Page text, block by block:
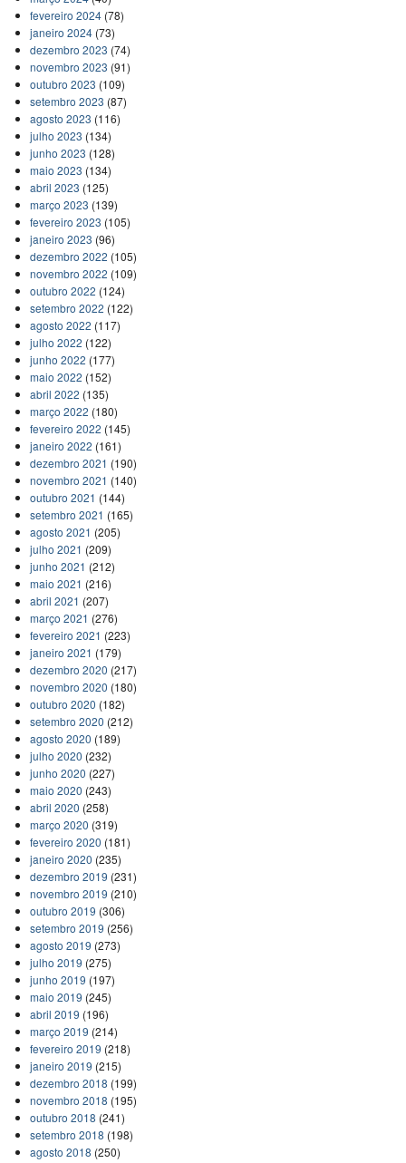
fevereiro 2024(78)
janeiro 2024(73)
dezembro 2023 (74)
novembro 2023 (91)
outubro 2023 (109)
setembro 2023 (87)
agosto 2023 (116)
julho 2023 (134)
junho 2023 (128)
maio 2023 (134)
abril 2023 (125)
março 2023 (139)
fevereiro 2023 (105)
janeiro 2023 (96)
dezembro 2022 (105)
novembro 2022 (109)
outubro 2022 (124)
setembro 2022 (122)
agosto 2022 (117)
julho 2022 (122)
junho 2022 (177)
maio 2022 (152)
abril 2022 (135)
março 2022 (180)
fevereiro 2022 (145)
janeiro 2022 (161)
dezembro 2021 (190)
novembro 2021 (140)
outubro 2021 (144)
setembro 2021 (165)
agosto 2021 (205)
julho 2021 (209)
junho 2021 (212)
maio 2021 (216)
abril 2021 (207)
março 2021 (276)
fevereiro 2021 (223)
janeiro 2021 (179)
dezembro 2020 (217)
novembro 2020 (180)
outubro 2020 (182)
setembro 2020 (212)
agosto 2020 (189)
julho 2020 (232)
junho 2020 (227)
maio 2020 (243)
abril 2020 (258)
março 2020 (319)
fevereiro 2020 (181)
janeiro 2020 (235)
dezembro 2019 (231)
novembro 2019 (210)
outubro 2019 (306)
setembro 2019 (256)
agosto 2019 (273)
julho 2019 (275)
junho 2019 (197)
maio 2019 (245)
abril 2019 (196)
março 2019 (214)
fevereiro 2019 (218)
janeiro 2019 (215)
dezembro 2018 (199)
novembro 2018 (195)
outubro 2018 (241)
setembro 2018 (198)
agosto 2018 (250)